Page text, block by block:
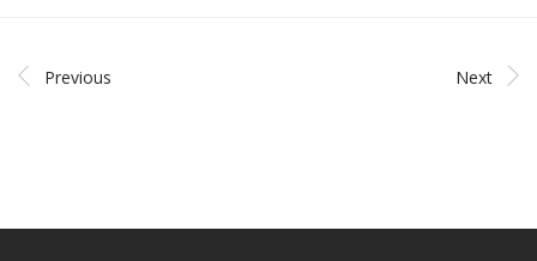
Previous Next